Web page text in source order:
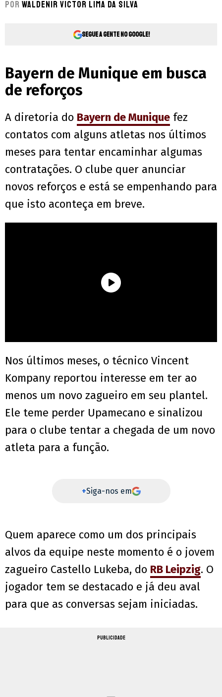
Por Waldenir Victor Lima Da Silva
Segue a gente no Google!
Bayern de Munique em busca
de reforços
A diretoria do Bayern de Munique fez
contatos com alguns atletas nos últimos
meses para tentar encaminhar algumas
contratações. O clube quer anunciar
novos reforços e está se empenhando para
que isto aconteça em breve.
Nos últimos meses, o técnico Vincent
Kompany reportou interesse em ter ao
menos um novo zagueiro em seu plantel.
Ele teme perder Upamecano e sinalizou
para o clube tentar a chegada de um novo
atleta para a função.
+Siga-nos em
Quem aparece como um dos principais
alvos da equipe neste momento é o jovem
zagueiro Castello Lukeba, do RB Leipzig. O
jogador tem se destacado e já deu aval
para que as conversas sejam iniciadas.
PUBLICIDADE